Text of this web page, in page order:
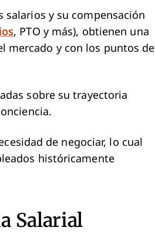
salarios y su compensación
, PTO y más), obtienen una
mercado y con los puntos de
sobre su trayectoria
de negociar, lo cual
históricamente
Salarial